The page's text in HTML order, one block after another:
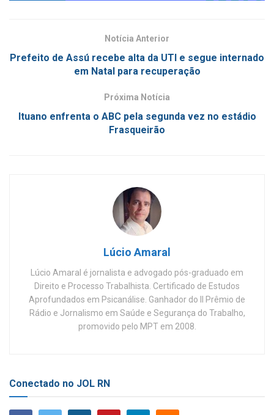
Notícia Anterior
Prefeito de Assú recebe alta da UTI e segue internado
em Natal para recuperação
Próxima Notícia
Ituano enfrenta o ABC pela segunda vez no estádio
Frasqueirão
Lúcio Amaral
Lúcio Amaral é jornalista e advogado pós-graduado em
Direito e Processo Trabalhista. Certificado de Estudos
Aprofundados em Psicanálise. Ganhador do II Prêmio de
Rádio e Jornalismo em Saúde e Segurança do Trabalho,
promovido pelo MPT em 2008.
Conectado no JOL RN